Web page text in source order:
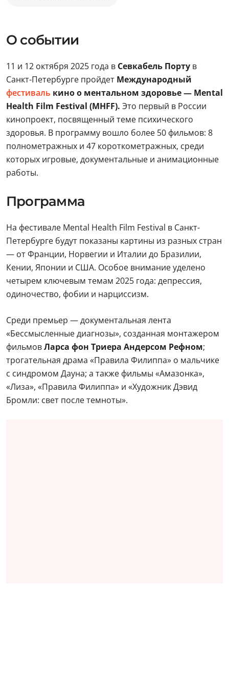
О событии
11 и 12 октября 2025 года в Севкабель Порту в
Санкт-Петербурге пройдет Международный
фестиваль кино о ментальном здоровье — Mental
Health Film Festival (MHFF). Это первый в России
кинопроект, посвященный теме психического
здоровья. В программу вошло более 50 фильмов: 8
полнометражных и 47 короткометражных, среди
которых игровые, документальные и анимационные
работы.
Программа
На фестивале Mental Health Film Festival в Санкт-
Петербурге будут показаны картины из разных стран
— от Франции, Норвегии и Италии до Бразилии,
Кении, Японии и США. Особое внимание уделено
четырем ключевым темам 2025 года: депрессия,
одиночество, фобии и нарциссизм.
Среди премьер — документальная лента
«Бессмысленные диагнозы», созданная монтажером
фильмовЛарса фон Триера Андерсом Рефном;
трогательная драма «Правила Филиппа» о мальчике
с синдромом Дауна; а также фильмы «Амазонка»,
«Лиза», «Правила Филиппа» и «Художник Дэвид
Бромли: свет после темноты».